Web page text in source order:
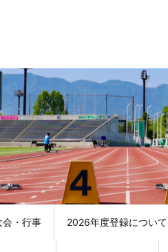
・行事 2026年度登録について